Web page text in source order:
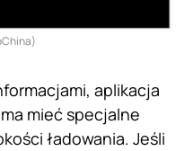
aplikacja
mieć specjalne
ładowania. Jeśli